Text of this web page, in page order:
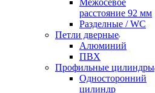
Межосевое
расстояние 92 мм
Разделные / WC
Петли дверные
Алюминий
ПВХ
Профильные цилиндры
Односторонний
цилиндр